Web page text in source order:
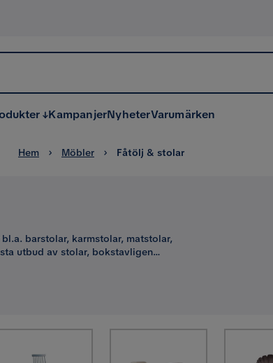
KampanjerNyheterVarumärken
Hem Möbler Fåtölj & stolar
barstolar, karmstolar, matstolar,
utbud av stolar, bokstavligen
finner vad du letar efter.